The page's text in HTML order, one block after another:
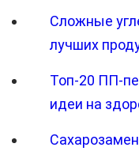
Сложные
лучших
Топ-20 ПП-
идеи на